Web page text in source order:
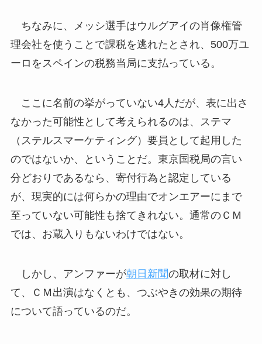
ちなみに、メッシ選手はウルグアイの肖像権管
理会社を使うことで課税を逃れたとされ、500万ユ
ーロをスペインの税務当局に支払っている。
ここに名前の挙がっていない4人だが、表に出さ
なかった可能性として考えられるのは、ステマ
（ステルスマーケティング）要員として起用した
のではないか、ということだ。東京国税局の言い
分どおりであるなら、寄付行為と認定している
が、現実的には何らかの理由でオンエアーにまで
至っていない可能性も捨てきれない。通常のＣＭ
では、お蔵入りもないわけではない。
しかし、アンファーが朝日新聞の取材に対し
て、ＣＭ出演はなくとも、つぶやきの効果の期待
について語っているのだ。